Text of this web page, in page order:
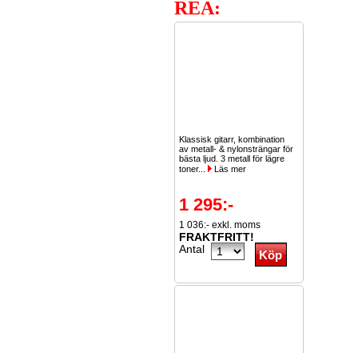
REA:
Klassisk gitarr, kombination
av metall- & nylonsträngar för
bästa ljud. 3 metall för lägre
toner...
Läs mer
1 295:-
1 036:- exkl. moms
FRAKTFRITT!
Antal